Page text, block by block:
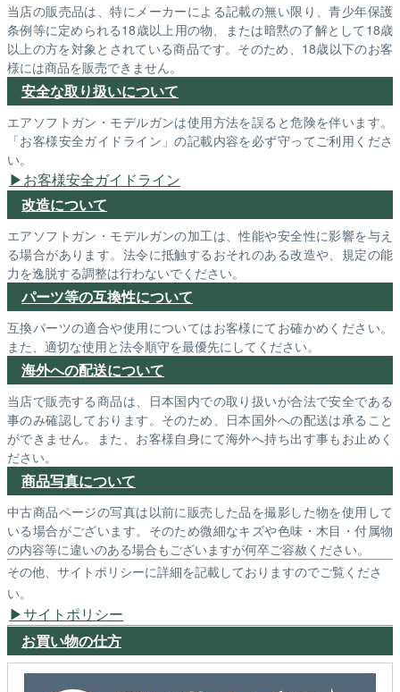
当店の販売品は、特にメーカーによる記載の無い限り、青少年保護
条例等に定められる18歳以上用の物、または暗黙の了解として18歳
以上の方を対象とされている商品です。そのため、18歳以下のお客
様には商品を販売できません。
安全な取り扱いについて
エアソフトガン・モデルガンは使用方法を誤ると危険を伴います。
「お客様安全ガイドライン」の記載内容を必ず守ってご利用くださ
い。
お客様安全ガイドライン
改造について
エアソフトガン・モデルガンの加工は、性能や安全性に影響を与え
る場合があります。法令に抵触するおそれのある改造や、規定の能
力を逸脱する調整は行わないでください。
パーツ等の互換性について
互換パーツの適合や使用についてはお客様にてお確かめください。
また、適切な使用と法令順守を最優先にしてください。
海外への配送について
当店で販売する商品は、日本国内での取り扱いが合法で安全である
事のみ確認しております。そのため、日本国外への配送は承ること
ができません。また、お客様自身にて海外へ持ち出す事もお止めく
ださい。
商品写真について
中古商品ページの写真は以前に販売した品を撮影した物を使用して
いる場合がございます。そのため微細なキズや色味・木目・付属物
の内容等に違いのある場合もございますが何卒ご容赦ください。
その他、サイトポリシーに詳細を記載しておりますのでご覧くださ
い。
サイトポリシー
お買い物の仕方